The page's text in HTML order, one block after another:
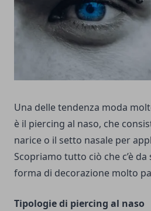
Una delle tendenza moda
è il piercing al naso, che
narice o il setto nasale per
Scopriamo tutto ciò che c’è
forma di decorazione molto
Tipologie di piercing al naso